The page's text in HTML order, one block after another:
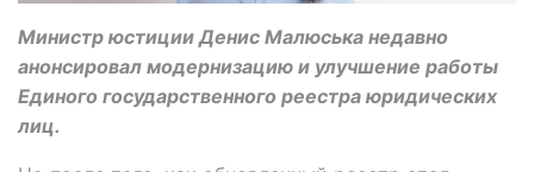
Министр юстиции Денис Малюська недавно
анонсировал модернизацию и улучшение работы
Единого государственного реестра юридических
лиц.